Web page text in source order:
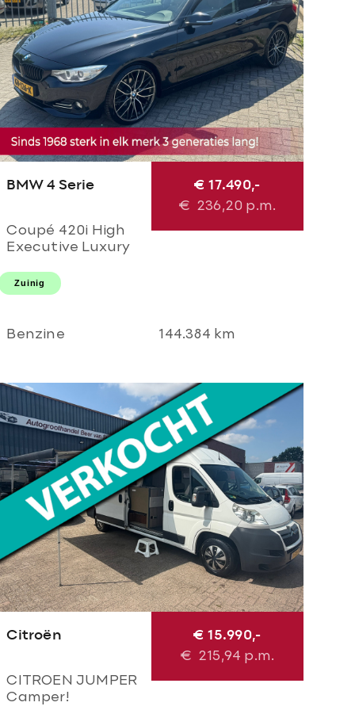
BMW 4 Serie
Coupé 420i High
Executive Luxury
AUTOMAAT! M
sport l M 20'LMV l
pro l Xenon l
€ 17.490,-
€ 236,20 p.m.
Zuinig
Benzine 144.384 km
Citroën
CITROEN JUMPER
Camper!
€ 15.990,-
€ 215,94 p.m.